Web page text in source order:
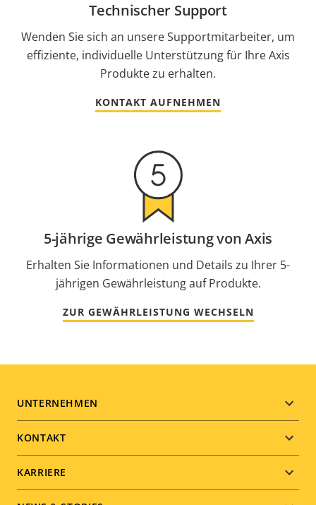
Technischer Support
Wenden Sie sich an unsere Supportmitarbeiter, um
effiziente, individuelle Unterstützung für Ihre Axis
Produkte zu erhalten.
KONTAKT AUFNEHMEN
5-jährige Gewährleistung von Axis
Erhalten Sie Informationen und Details zu Ihrer 5-
jährigen Gewährleistung auf Produkte.
ZUR GEWÄHRLEISTUNG WECHSELN
Footer
menu
UNTERNEHMEN
KONTAKT
KARRIERE